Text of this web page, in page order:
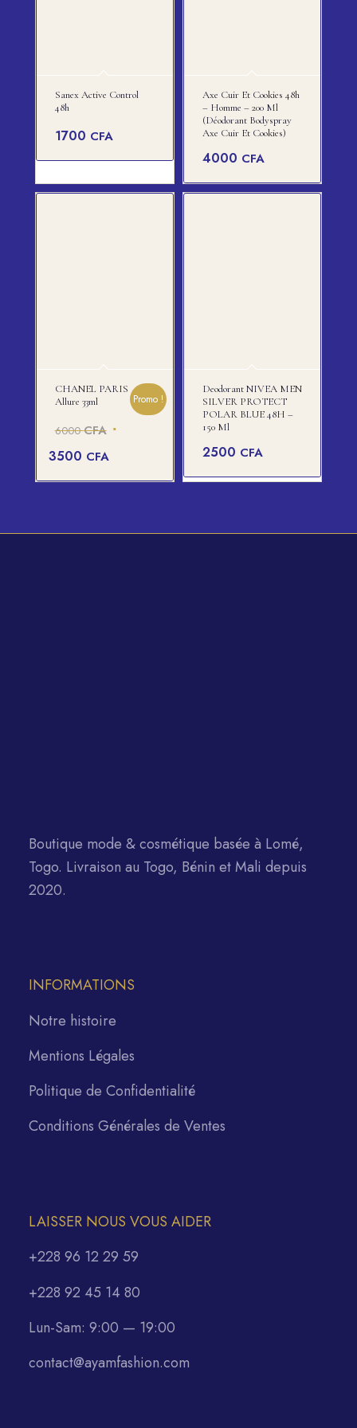
Sanex Active Control
48h
1700 CFA
Axe Cuir Et Cookies 48h
– Homme – 200 Ml
(Déodorant Bodyspray
Axe Cuir Et Cookies)
4000 CFA
CHANEL PARIS
Allure 33ml
6000CFA Le
initial
était :
3500 CFA
Promo !
Deodorant NIVEA MEN
SILVER PROTECT
POLAR BLUE 48H –
150 Ml
2500 CFA
Boutique mode & cosmétique basée à Lomé,
Togo. Livraison au Togo, Bénin et Mali depuis
2020.
INFORMATIONS
Notre histoire
Mentions Légales
Politique de Confidentialité
Conditions Générales de Ventes
LAISSER NOUS VOUS AIDER
+228 96 12 29 59
+228 92 45 14 80
Lun-Sam: 9:00 — 19:00
contact@ayamfashion.com